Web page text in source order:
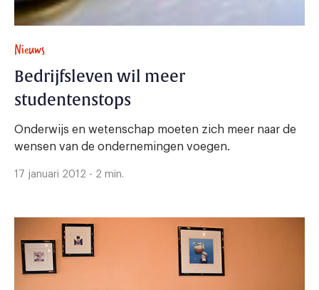
Nieuws
Bedrijfsleven wil meer
studentenstops
Onderwijs en wetenschap moeten zich meer naar de
wensen van de ondernemingen voegen.
17 januari 2012 - 2 min.